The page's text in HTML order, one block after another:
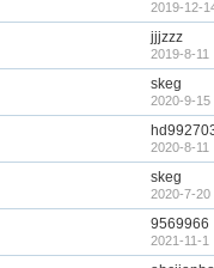
2019-12-
jjjzzz
2019-8-11
skeg
2020-9-15
2020-8-11
skeg
2020-7-20
9569966
2021-11-1